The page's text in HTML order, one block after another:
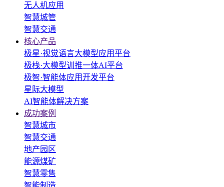
无人机应用
智慧城管
智慧交通
核心产品
极星·视觉语言大模型应用平台
极栈·大模型训推一体AI平台
极智·智能体应用开发平台
星际大模型
AI智能体解决方案
成功案例
智慧城市
智慧交通
地产园区
能源煤矿
智慧零售
智能制造